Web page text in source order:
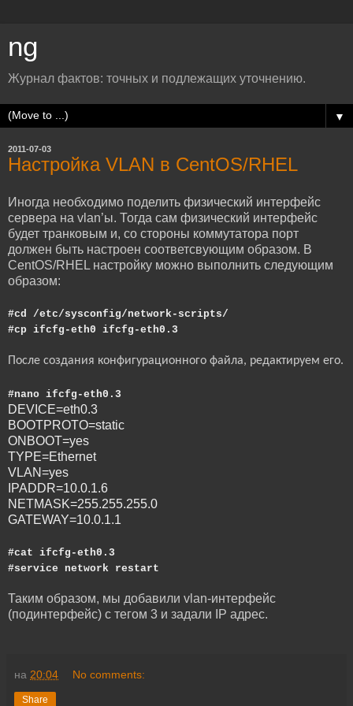
ng
Журнал фактов: точных и подлежащих уточнению.
▼
2011-07-03
Настройка VLAN в CentOS/RHEL
Иногда необходимо поделить физический интерфейс
сервера на vlan’ы. Тогда сам физический интерфейс
будет транковым и, со стороны коммутатора порт
должен быть настроен соответсвующим образом. В
CentOS/RHEL настройку можно выполнить следующим
образом:
#cd /etc/sysconfig/network-scripts/
#cp ifcfg-eth0 ifcfg-eth0.3
После создания конфигурационного файла, редактируем его.
#nano ifcfg-eth0.3
DEVICE=eth0.3
BOOTPROTO=static
ONBOOT=yes
TYPE=Ethernet
VLAN=yes
IPADDR=10.0.1.6
NETMASK=255.255.255.0
GATEWAY=10.0.1.1
#cat ifcfg-eth0.3
#service network restart
Таким образом, мы добавили vlan-интерфейс
(подинтерфейс) с тегом 3 и задали IP адрес.
на 20:04 No comments:
Share